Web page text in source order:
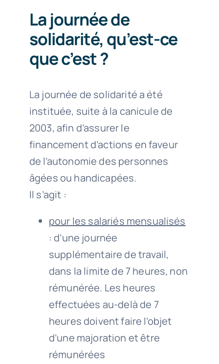
La journée de
solidarité, qu’est-ce
que c’est ?
La journée de solidarité a été
instituée, suite à la canicule de
2003, afin d’assurer le
financement d’actions en faveur
de l’autonomie des personnes
âgées ou handicapées.
Il s’agit :
pour les salariés mensualisés
: d’une journée
supplémentaire de travail,
dans la limite de 7 heures, non
rémunérée. Les heures
effectuées au-delà de 7
heures doivent faire l’objet
d’une majoration et être
rémunérées